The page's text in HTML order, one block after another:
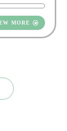
MORE